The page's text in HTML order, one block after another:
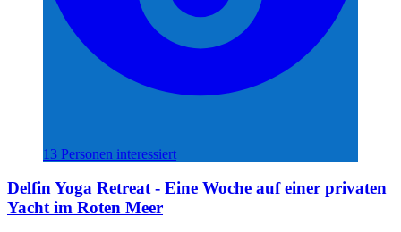
13 Personen interessiert
Delfin Yoga Retreat - Eine Woche auf einer privaten
Yacht im Roten Meer